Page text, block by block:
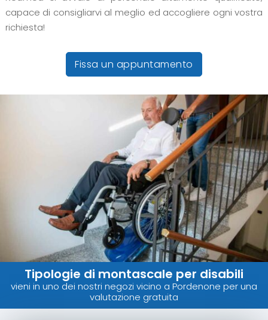
capace di consigliarvi al meglio ed accogliere ogni vostra
richiesta!
Fissa un appuntamento
Tipologie di montascale per disabili
vieni in uno dei nostri negozi vicino a Pordenone per una
valutazione gratuita